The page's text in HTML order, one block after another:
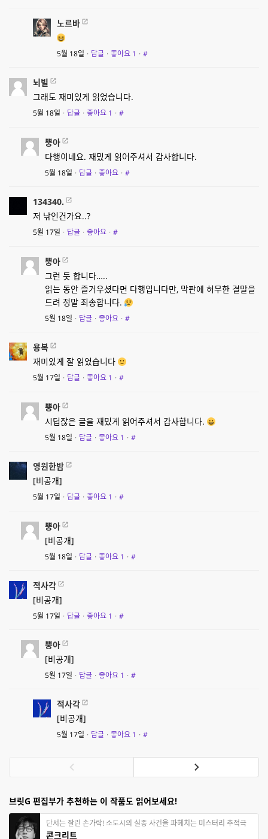
노르바
5월 18일 · 답글 · 좋아요 1 · #
뇌빌
그래도 재미있게 읽었습니다.
5월 18일 · 답글 · 좋아요 1 · #
뿡아
다행이네요. 재밌게 읽어주셔서 감사합니다.
5월 18일 · 답글 · 좋아요 · #
134340.
저 낚인건가요..?
5월 17일 · 답글 · 좋아요 · #
뿡아
그런 듯 합니다…..
읽는 동안 즐거우셨다면 다행입니다만, 막판에 허무한 결말을
드려 정말 죄송합니다.
5월 18일 · 답글 · 좋아요 · #
용복
재미있게 잘 읽었습니다
5월 17일 · 답글 · 좋아요 1 · #
뿡아
시덥잖은 글을 재밌게 읽어주셔서 감사합니다.
5월 18일 · 답글 · 좋아요 1 · #
영원한밤
[비공개]
5월 17일 · 답글 · 좋아요 1 · #
뿡아
[비공개]
5월 18일 · 답글 · 좋아요 1 · #
적사각
[비공개]
5월 17일 · 답글 · 좋아요 1 · #
뿡아
[비공개]
5월 17일 · 답글 · 좋아요 1 · #
적사각
[비공개]
5월 17일 · 답글 · 좋아요 1 · #
브릿G 편집부가 추천하는 이 작품도 읽어보세요!
단서는 잘린 손가락! 소도시의 실종 사건을 파헤치는 미스터리 추적극
콘크리트